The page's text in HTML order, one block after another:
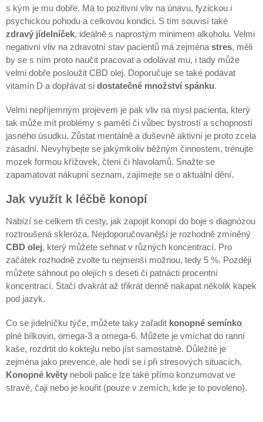
s kým je mu dobře. Má to pozitivní vliv na únavu, fyzickou i
psychickou pohodu a celkovou kondici. S tím souvisí také
zdravý jídelníček, ideálně s naprostým minimem alkoholu. Velmi
negativní vliv na zdravotní stav pacientů má zejména stres, měli
by se s ním proto naučit pracovat a odolávat mu, i tady může
velmi dobře posloužit CBD olej. Doporučuje se také podávat
vitamín D a dopřávat si dostatečné množství spánku.
Velmi nepříjemným projevem je pak vliv na mysl pacienta, který
tak může mít problémy s pamětí či vůbec bystrostí a schopností
jasného úsudku. Zůstat mentálně a duševně aktivní je proto zcela
zásadní. Nevyhýbejte se jakýmkoliv běžným činnostem, trénujte
mozek formou křížovek, čtení či hlavolamů. Snažte se
zapamatovat nákupní seznam, zajímejte se o aktuální dění.
Jak využít k léčbě konopí
Nabízí se celkem tři cesty, jak zapojit konopí do boje s diagnózou
roztroušená skleróza. Nejdoporučovanější je rozhodně zmíněný
CBD olej, který můžete sehnat v různých koncentrací. Pro
začátek rozhodně zvolte tu nejmenší možnou, tedy 5 %. Později
můžete sáhnout po olejích s deseti či patnácti procentní
koncentrací. Stačí dvakrát až třikrát denně nakapat několik kapek
pod jazyk.
Co se jídelníčku týče, můžete taky zařadit konopné semínko
plné bílkovin, omega-3 a omega-6. Můžete je vmíchat do ranní
kaše, rozdrtit do koktejlu nebo jíst samostatně. Důležité je
zejména jako prevence, ale hodí se i při stresových situacích.
Konopné květy neboli palice lze také přímo konzumovat ve
stravě, čaji nebo je kouřit (pouze v zemích, kde je to povoleno).